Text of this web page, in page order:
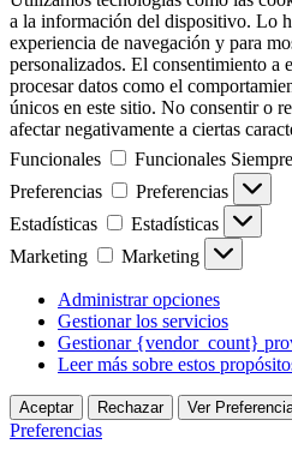
a la información del dispositivo. Lo
experiencia de navegación y para
personalizados. El consentimiento a
procesar datos como el
únicos en este sitio. No consentir o
afectar negativamente a ciertas
Funcionales
Funcionales
Preferencias
Preferencias
Estadísticas
Estadísticas
Marketing
Marketing
Administrar opciones
Gestionar los servicios
Gestionar {vendor_count}
Leer más sobre estos
Aceptar Rechazar Ver
Preferencias